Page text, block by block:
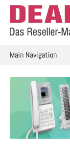
Skip
content
Main Navigation